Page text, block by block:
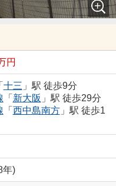
円
十三 」駅 徒歩9分
「 新大阪 」駅 徒歩29分
「 西中島南方」駅 徒歩1
年)